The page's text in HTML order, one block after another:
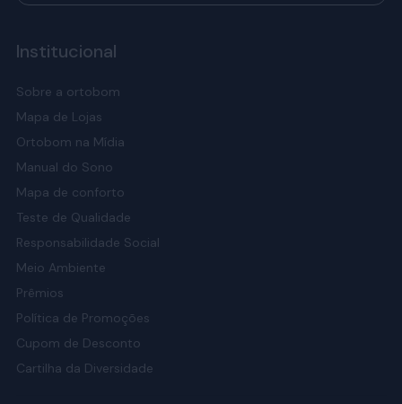
Institucional
Sobre a ortobom
Mapa de Lojas
Ortobom na Mídia
Manual do Sono
Mapa de conforto
Teste de Qualidade
Responsabilidade Social
Meio Ambiente
Prêmios
Política de Promoções
Cupom de Desconto
Cartilha da Diversidade